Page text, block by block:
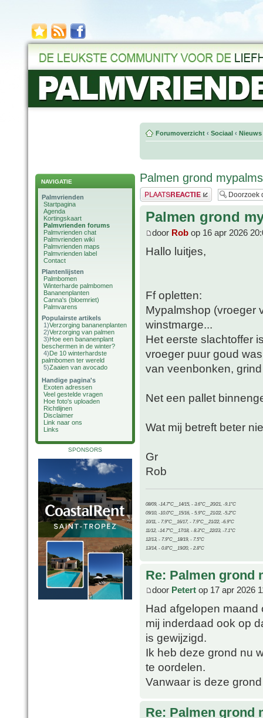
NAVIGATIE
Palmvrienden
Startpagina
Agenda
Kortingskaart
Palmvrienden forums
Palmvrienden chat
Palmvrienden wiki
Palmvrienden maps
Palmvrienden label
Contact
Plantenlijsten
Palmbomen
Winterharde palmbomen
Bananenplanten
Canna's (bloemriet)
Palmvarens
Populairste artikels
1)Verzorging bananenplanten
2)Verzorging van palmen
3)Hoe een bananenplant
beschermen in de winter?
4)De 10 winterhardste
palmbomen ter wereld
5)Zaaien van avocado
Handige pagina's
Exoten adressen
Veel gestelde vragen
Hoe foto's uploaden
Richtlijnen
Disclaimer
Link naar ons
Links
SPONSORS
Forumoverzicht ‹ Sociaal ‹
Palmen grond
Plaats een reactie
Palmen grond
door Rob op 16 apr 2026
Hallo luitjes,
Ff opletten:
Mypalmshop (vroeger
winstmarge...
Het eerste slachtoffer
vroeger puur goud
van veenbonken,
Net een pallet
Wat mij betreft beter
Gr
Rob
08/09, -14.7°C__14/15, - 3.6°C__20/21, -9.1°C
09/10, -10.0°C__15/16, - 5.9°C__21/22, -5.2°C
10/11, - 7.9°C__16/17, - 7.9°C__21/22, -6.9°C
11/12, -14.7°C__17/18, - 8.3°C__22/23, -7.1°C
12/13, - 7.9°C__18/19, - 7.5°C
13/14, - 0.8°C__19/20, - 2.8°C
Re: Palmen grond
door Petert op 17 apr 2026
Had afgelopen
mij inderdaad ook op
is gewijzigd.
Ik heb deze grond nu
te oordelen.
Vanwaar is deze
Re: Palmen grond